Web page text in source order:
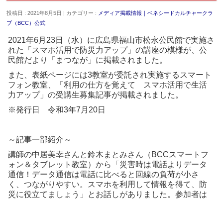
投稿日 : 2021年8月5日 | カテゴリー : メディア掲載情報｜ベネシードカルチャークラ
ブ（BCC）公式
2021年6月23日（水）に広島県福山市松永公民館で実施さ
れた「スマホ活用で防災力アップ」の講座の模様が、公
民館だより「まつなが」に掲載されました。
また、表紙ページには3教室が委託され実施するスマート
フォン教室、「利用の仕方を覚えて スマホ活用で生活
力アップ」の受講生募集記事が掲載されました。
※発行日 令和3年7月20日
～記事一部紹介～
講師の中居美幸さんと鈴木まとみさん（BCCスマートフ
ォン＆タブレット教室）から「災害時は電話よりデータ
通信！データ通信は電話に比べると回線の負荷が小さ
く、つながりやすい。スマホを利用して情報を得て、防
災に役立てましょう」とお話しがありました。参加者は